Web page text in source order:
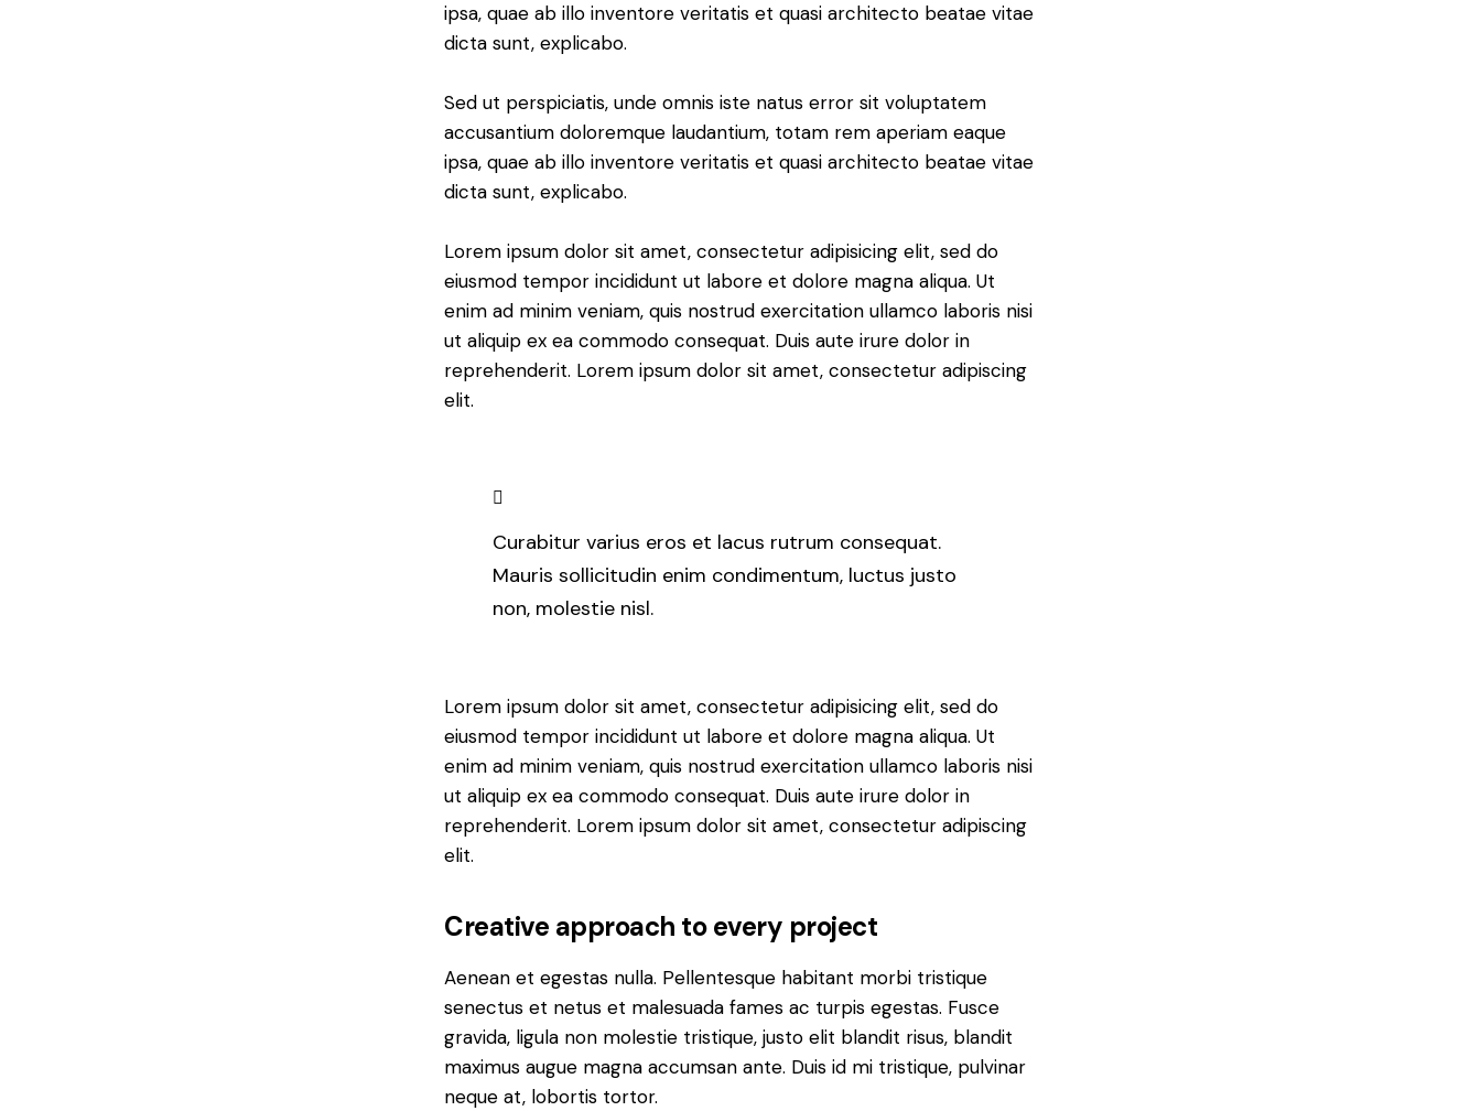
ipsa, quae ab illo inventore veritatis et quasi architecto beatae vitae
dicta sunt, explicabo.
Sed ut perspiciatis, unde omnis iste natus error sit voluptatem
accusantium doloremque laudantium, totam rem aperiam eaque
ipsa, quae ab illo inventore veritatis et quasi architecto beatae vitae
dicta sunt, explicabo.
Lorem ipsum dolor sit amet, consectetur adipisicing elit, sed do
eiusmod tempor incididunt ut labore et dolore magna aliqua. Ut
enim ad minim veniam, quis nostrud exercitation ullamco laboris nisi
ut aliquip ex ea commodo consequat. Duis aute irure dolor in
reprehenderit. Lorem ipsum dolor sit amet, consectetur adipiscing
elit.
Curabitur varius eros et lacus rutrum consequat.
Mauris sollicitudin enim condimentum, luctus justo
non, molestie nisl.
Lorem ipsum dolor sit amet, consectetur adipisicing elit, sed do
eiusmod tempor incididunt ut labore et dolore magna aliqua. Ut
enim ad minim veniam, quis nostrud exercitation ullamco laboris nisi
ut aliquip ex ea commodo consequat. Duis aute irure dolor in
reprehenderit. Lorem ipsum dolor sit amet, consectetur adipiscing
elit.
Creative approach to every project
Aenean et egestas nulla. Pellentesque habitant morbi tristique
senectus et netus et malesuada fames ac turpis egestas. Fusce
gravida, ligula non molestie tristique, justo elit blandit risus, blandit
maximus augue magna accumsan ante. Duis id mi tristique, pulvinar
neque at, lobortis tortor.